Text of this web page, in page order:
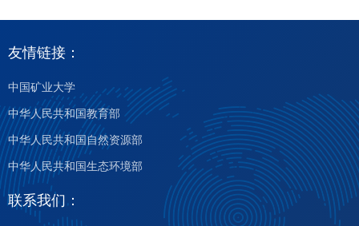
友情链接：
中国矿业大学
中华人民共和国教育部
中华人民共和国自然资源部
中华人民共和国生态环境部
联系我们：